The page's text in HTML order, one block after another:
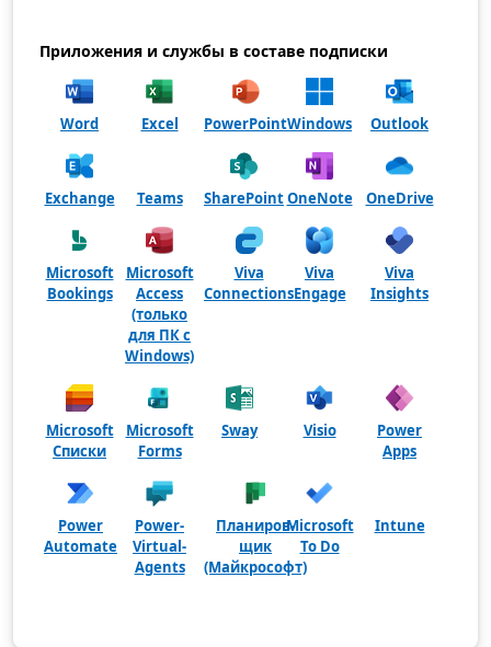
Приложения и службы в составе подписки
Word Excel PowerPointWindows Outlook
Exchange Teams SharePointOneNote OneDrive
Microsoft
Bookings
Microsoft
Access
(только
для ПК с
Windows)
Viva
Connections
Viva
Engage
Viva
Insights
Microsoft
Списки
Microsoft
Forms
Sway Visio
Power
Apps
Power
Automate
Power-
Virtual-
Agents
Планиров­
щик
(Майкрософт)
Microsoft
To Do
Intune